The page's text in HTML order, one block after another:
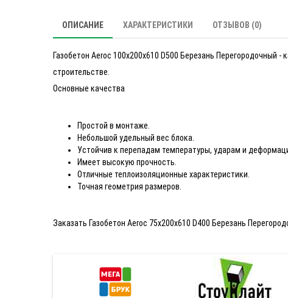
ОПИСАНИЕ ХАРАКТЕРИСТИКИ ОТЗЫВОВ (0)
Газобетон Aeroc 100х200х610 D500 Березань
строительстве.
Основные качества
Простой в монтаже.
Небольшой удельный вес блока.
Устойчив к перепадам температуры, ударам и
Имеет высокую прочность.
Отличные теплоизоляционные характеристики.
Точная геометрия размеров.
Заказать Газобетон Aeroc 75х200х610 D400 Березань